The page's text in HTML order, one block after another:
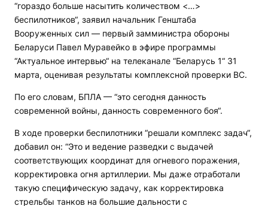
“гораздо больше насытить количеством <…>
беспилотников“, заявил начальник Генштаба
Вооруженных cил — первый замминистра обороны
Беларуси Павел Муравейко в эфире программы
“Актуальное интервью“ на телеканале “Беларусь 1“ 31
марта, оценивая результаты комплексной проверки ВС.
По его словам, БПЛА — “это сегодня данность
современной войны, данность современного боя“.
В ходе проверки беспилотники “решали комплекс задач“,
добавил он: “Это и ведение разведки с выдачей
соответствующих координат для огневого поражения,
корректировка огня артиллерии. Мы даже отработали
такую специфическую задачу, как корректировка
стрельбы танков на большие дальности с